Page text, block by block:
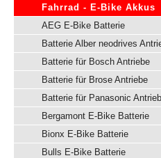
Fahrrad - E-Bike Akkus
AEG E-Bike Batterie
Batterie Alber neodrives
Batterie für Bosch Antriebe
Batterie für Brose Antriebe
Batterie für Panasonic
Bergamont E-Bike Batterie
Bionx E-Bike Batterie
Bulls E-Bike Batterie